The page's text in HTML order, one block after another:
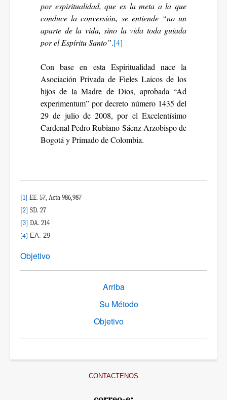
por espiritualidad, que es la meta a la que
conduce la conversión, se entiende “no un
aparte de la vida, sino la vida toda guiada
por el Espíritu Santo”.[4]
Con base en esta Espiritualidad nace la
Asociación Privada de Fieles Laicos de los
hijos de la Madre de Dios, aprobada “Ad
experimentum” por decreto número 1435 del
29 de julio de 2008, por el Excelentísimo
Cardenal Pedro Rubiano Sáenz Arzobispo de
Bogotá y Primado de Colombia.
[1] EE. 57, Acta 986,987
[2] SD. 27
[3] DA. 214
[4] EA. 29
Objetivo
para
Su Método
Arriba
Objetivo
CONTACTENOS